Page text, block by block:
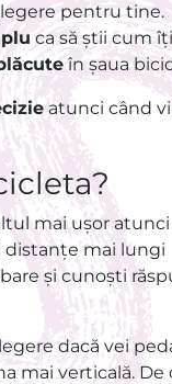
pentru tine.
ca să știi cum
în șaua
atunci când
mai ușor
distanțe mai lungi
și cunoști
dacă vei
mai verticală. De